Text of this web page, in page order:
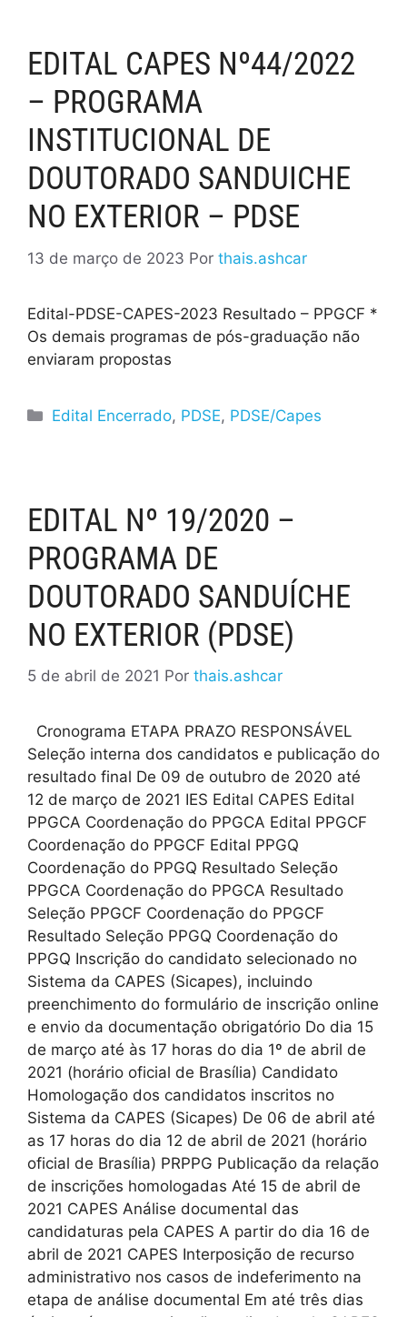
EDITAL CAPES Nº44/2022
– PROGRAMA
INSTITUCIONAL DE
DOUTORADO SANDUICHE
NO EXTERIOR – PDSE
13 de março de 2023 Por thais.ashcar
Edital-PDSE-CAPES-2023 Resultado – PPGCF *
Os demais programas de pós-graduação não
enviaram propostas
Edital Encerrado, PDSE, PDSE/Capes
EDITAL Nº 19/2020 –
PROGRAMA DE
DOUTORADO SANDUÍCHE
NO EXTERIOR (PDSE)
5 de abril de 2021 Por thais.ashcar
Cronograma ETAPA PRAZO RESPONSÁVEL
Seleção interna dos candidatos e publicação do
resultado final De 09 de outubro de 2020 até
12 de março de 2021 IES Edital CAPES Edital
PPGCA Coordenação do PPGCA Edital PPGCF
Coordenação do PPGCF Edital PPGQ
Coordenação do PPGQ Resultado Seleção
PPGCA Coordenação do PPGCA Resultado
Seleção PPGCF Coordenação do PPGCF
Resultado Seleção PPGQ Coordenação do
PPGQ Inscrição do candidato selecionado no
Sistema da CAPES (Sicapes), incluindo
preenchimento do formulário de inscrição online
e envio da documentação obrigatório Do dia 15
de março até às 17 horas do dia 1º de abril de
2021 (horário oficial de Brasília) Candidato
Homologação dos candidatos inscritos no
Sistema da CAPES (Sicapes) De 06 de abril até
as 17 horas do dia 12 de abril de 2021 (horário
oficial de Brasília) PRPPG Publicação da relação
de inscrições homologadas Até 15 de abril de
2021 CAPES Análise documental das
candidaturas pela CAPES A partir do dia 16 de
abril de 2021 CAPES Interposição de recurso
administrativo nos casos de indeferimento na
etapa de análise documental Em até três dias